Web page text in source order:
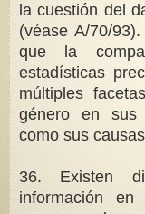
la cuestión del
(véase A/70/
que la
estadísticas
múltiples
género en sus
como sus
36. Existen
información